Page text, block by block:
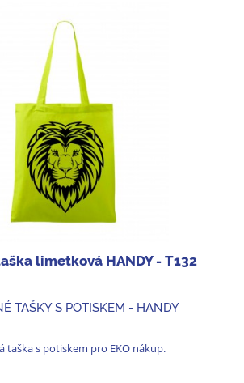
limetková HANDY - T132
TAŠKY S POTISKEM - HANDY
taška s potiskem pro EKO nákup.